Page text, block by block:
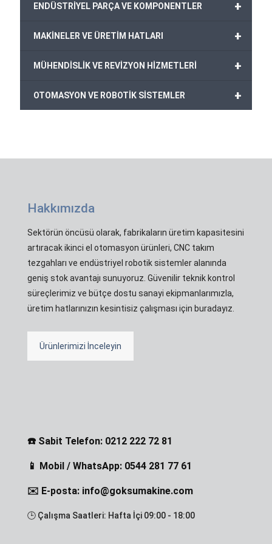
+
ENDÜSTRİYEL PARÇA VE KOMPONENTLER
+
MAKİNELER VE ÜRETİM HATLARI
+
MÜHENDİSLİK VE REVİZYON HİZMETLERİ
+
OTOMASYON VE ROBOTİK SİSTEMLER
Hakkımızda
Sektörün öncüsü olarak, fabrikaların üretim kapasitesini
artıracak ikinci el otomasyon ürünleri, CNC takım
tezgahları ve endüstriyel robotik sistemler alanında
geniş stok avantajı sunuyoruz. Güvenilir teknik kontrol
süreçlerimiz ve bütçe dostu sanayi ekipmanlarımızla,
üretim hatlarınızın kesintisiz çalışması için buradayız.
Ürünlerimizi İnceleyin
☎️ Sabit Telefon: 0212 222 72 81
📱 Mobil / WhatsApp: 0544 281 77 61
✉️ E-posta: info@goksumakine.com
🕒 Çalışma Saatleri: Hafta İçi 09:00 - 18:00